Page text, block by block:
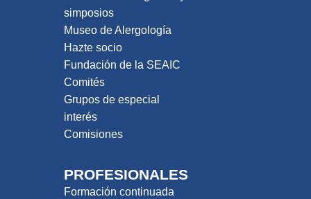
simposios
Museo de Alergología
Hazte socio
Fundación de la SEAIC
Comités
Grupos de especial
interés
Comisiones
PROFESIONALES
Formación continuada